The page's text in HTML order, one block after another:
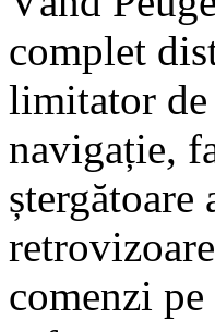
complet
limitator de
navigație,
comenzi